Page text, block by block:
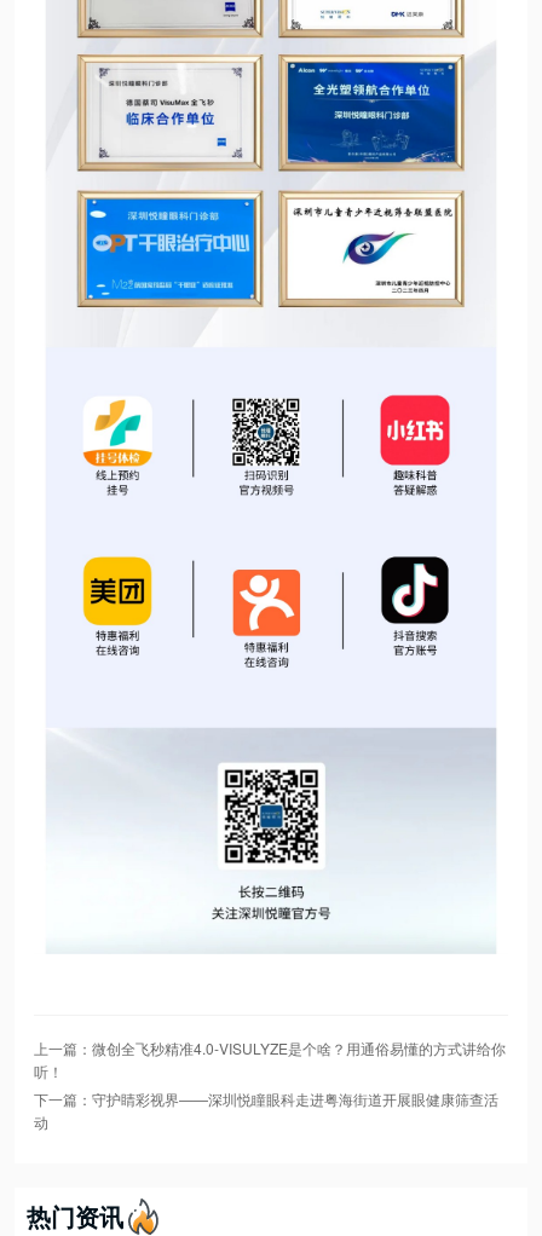
上一篇：微创全飞秒精准4.0-VISULYZE是个啥？用通俗易懂的方式讲给你
听！
下一篇：守护睛彩视界——深圳悦瞳眼科走进粤海街道开展眼健康筛查活
动
热门资讯